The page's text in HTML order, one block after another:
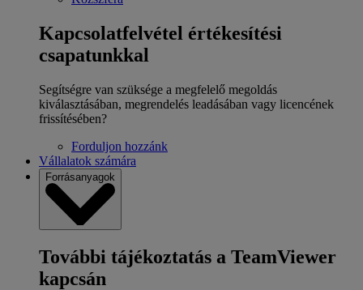
Kapcsolatfelvétel értékesítési
csapatunkkal
Segítségre van szüksége a megfelelő megoldás
kiválasztásában, megrendelés leadásában vagy licencének
frissítésében?
Forduljon hozzánk
Vállalatok számára
Forrásanyagok
További tájékoztatás a TeamViewer
kapcsán